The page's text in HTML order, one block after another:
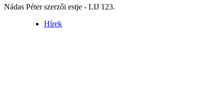
Nádas Péter szerzői estje - LIJ 123.
Hírek